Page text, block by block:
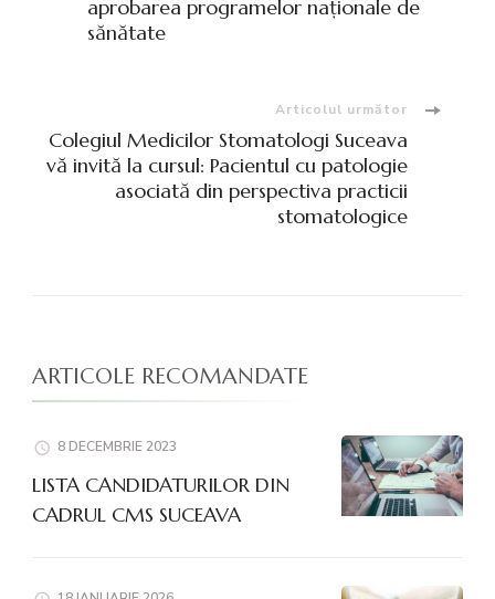
aprobarea programelor naţionale de
sănătate
Articolul următor
Colegiul Medicilor Stomatologi Suceava
vă invită la cursul: Pacientul cu patologie
asociată din perspectiva practicii
stomatologice
ARTICOLE RECOMANDATE
8 DECEMBRIE 2023
LISTA CANDIDATURILOR DIN
CADRUL CMS SUCEAVA